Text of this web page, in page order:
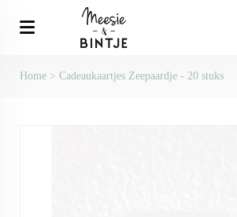
Home > Cadeaukaartjes Zeepaardje - 20 stuks